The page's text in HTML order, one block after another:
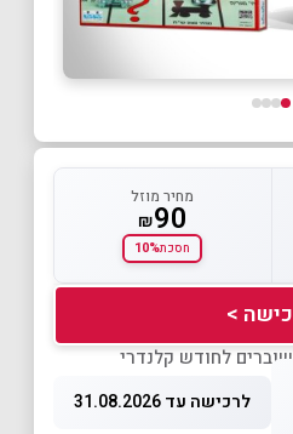
מחיר מוזל
₪90
חסכת10%
>
לרכישה עד 31.08.2026